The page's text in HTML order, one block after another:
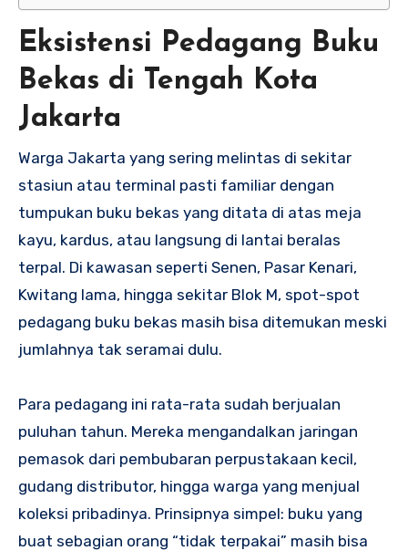
Eksistensi Pedagang Buku
Bekas di Tengah Kota
Jakarta
Warga Jakarta yang sering melintas di sekitar
stasiun atau terminal pasti familiar dengan
tumpukan buku bekas yang ditata di atas meja
kayu, kardus, atau langsung di lantai beralas
terpal. Di kawasan seperti Senen, Pasar Kenari,
Kwitang lama, hingga sekitar Blok M, spot-spot
pedagang buku bekas masih bisa ditemukan meski
jumlahnya tak seramai dulu.
Para pedagang ini rata-rata sudah berjualan
puluhan tahun. Mereka mengandalkan jaringan
pemasok dari pembubaran perpustakaan kecil,
gudang distributor, hingga warga yang menjual
koleksi pribadinya. Prinsipnya simpel: buku yang
buat sebagian orang “tidak terpakai” masih bisa